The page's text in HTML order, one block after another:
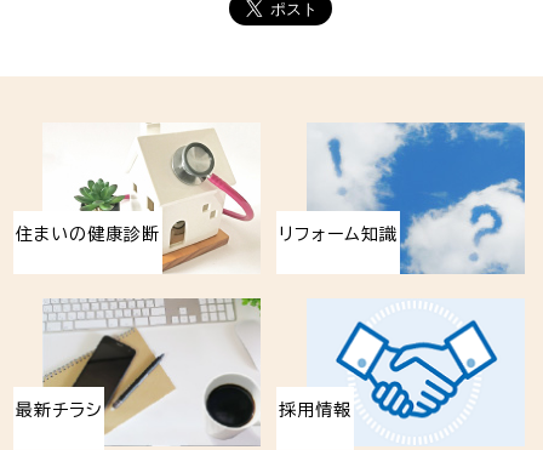
住まいの健康診断 リフォーム知識
最新チラシ 採用情報